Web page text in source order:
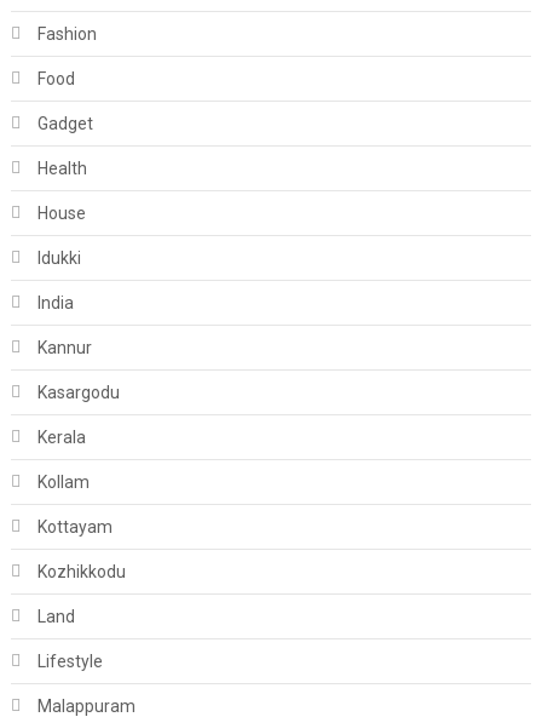
Fashion
Food
Gadget
Health
House
Idukki
India
Kannur
Kasargodu
Kerala
Kollam
Kottayam
Kozhikkodu
Land
Lifestyle
Malappuram